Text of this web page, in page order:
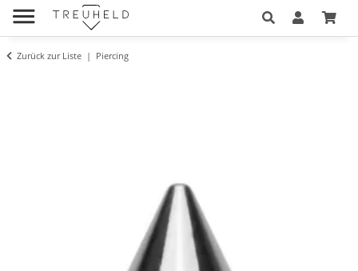
Zurück zur Liste Piercing